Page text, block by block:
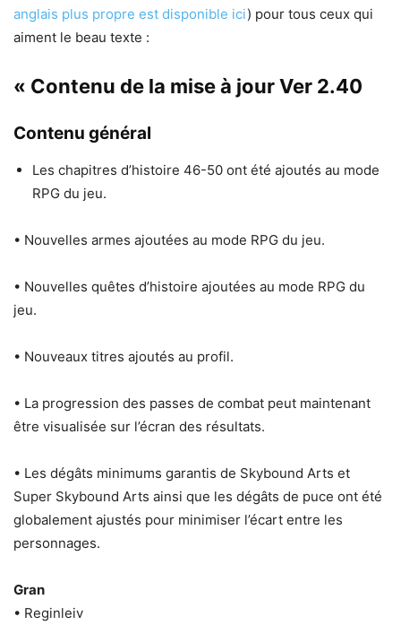
anglais plus propre est disponible ici) pour tous ceux qui
aiment le beau texte :
« Contenu de la mise à jour Ver 2.40
Contenu général
Les chapitres d’histoire 46-50 ont été ajoutés au mode
RPG du jeu.
• Nouvelles armes ajoutées au mode RPG du jeu.
• Nouvelles quêtes d’histoire ajoutées au mode RPG du
jeu.
• Nouveaux titres ajoutés au profil.
• La progression des passes de combat peut maintenant
être visualisée sur l’écran des résultats.
• Les dégâts minimums garantis de Skybound Arts et
Super Skybound Arts ainsi que les dégâts de puce ont été
globalement ajustés pour minimiser l’écart entre les
personnages.
Gran
• Reginleiv